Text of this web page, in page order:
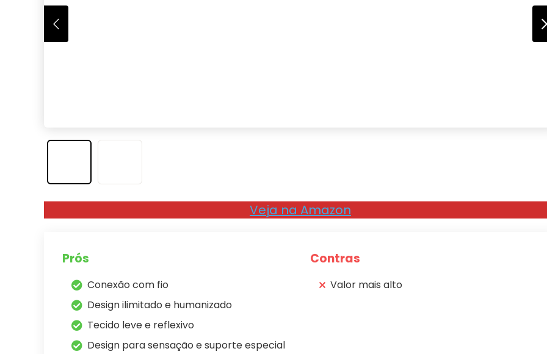
Veja na Amazon
Prós
Conexão com fio
Design ilimitado e humanizado
Tecido leve e reflexivo
Design para sensação e suporte especial
Contras
Valor mais alto